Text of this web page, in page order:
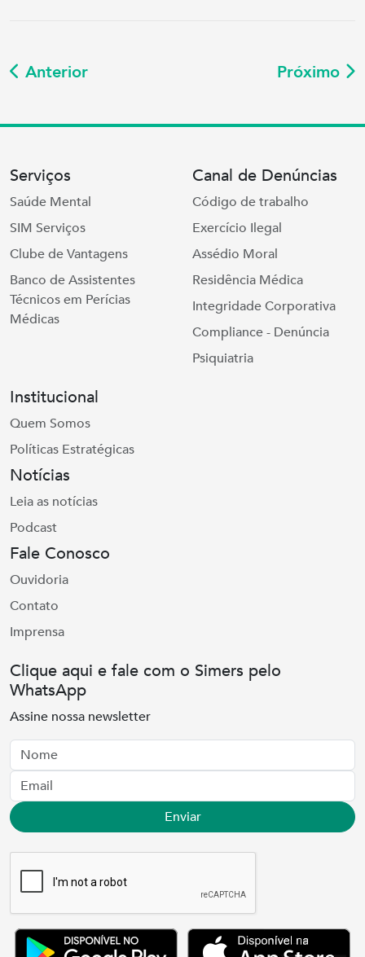
Anterior Próximo
Serviços
Saúde Mental
SIM Serviços
Clube de Vantagens
Banco de Assistentes
Técnicos em Perícias
Médicas
Canal de Denúncias
Código de trabalho
Exercício Ilegal
Assédio Moral
Residência Médica
Integridade Corporativa
Compliance - Denúncia
Psiquiatria
Institucional
Quem Somos
Políticas Estratégicas
Notícias
Leia as notícias
Podcast
Fale Conosco
Ouvidoria
Contato
Imprensa
Clique aqui e fale com o Simers pelo
WhatsApp
Assine nossa newsletter
Nome
Email
Enviar